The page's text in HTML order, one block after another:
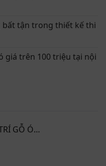
- Điểm nhấn tinh tế cho
tận trong thiết kế thi
giá trên 100 triệu tại nội
TỦ RƯỢU TỦ TRANG TRÍ GỖ ÓC CHÓ ZT 010